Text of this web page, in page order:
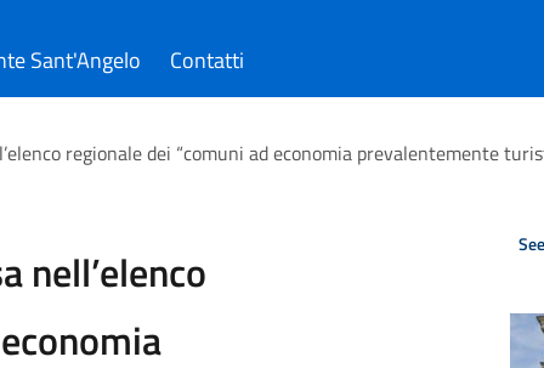
Sant'Angelo Contatti
regionale dei “comuni ad economia prevalentemente
nell’elenco